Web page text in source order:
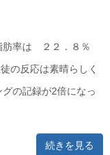
肪率は ２２．８％
の反応は素晴らしく
の記録が2倍になっ
続きを見る